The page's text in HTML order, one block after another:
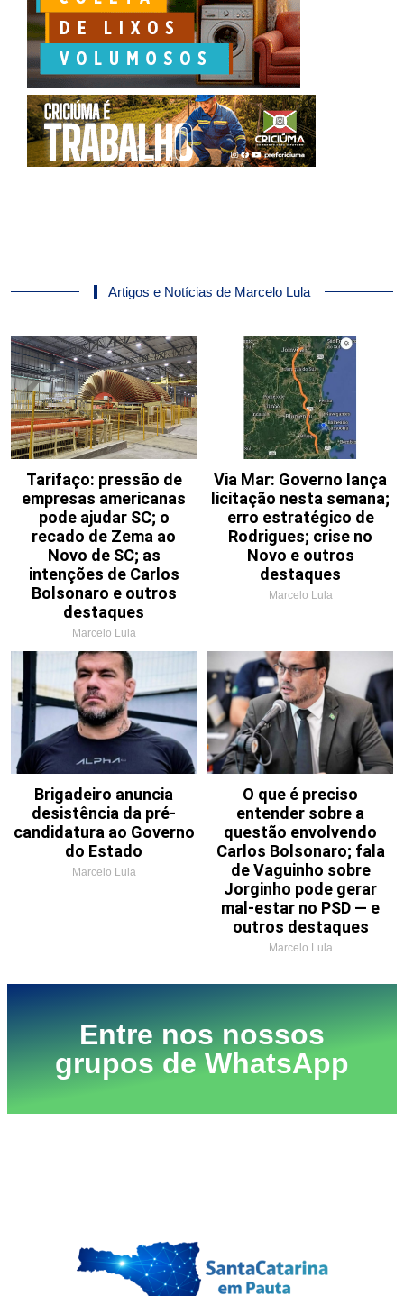
Artigos e Notícias de Marcelo Lula
Tarifaço: pressão de
empresas americanas
pode ajudar SC; o
recado de Zema ao
Novo de SC; as
intenções de Carlos
Bolsonaro e outros
destaques
Marcelo Lula
Via Mar: Governo lança
licitação nesta semana;
erro estratégico de
Rodrigues; crise no
Novo e outros
destaques
Marcelo Lula
Brigadeiro anuncia
desistência da pré-
candidatura ao Governo
do Estado
Marcelo Lula
O que é preciso
entender sobre a
questão envolvendo
Carlos Bolsonaro; fala
de Vaguinho sobre
Jorginho pode gerar
mal-estar no PSD — e
outros destaques
Marcelo Lula
Entre nos nossos
grupos de WhatsApp